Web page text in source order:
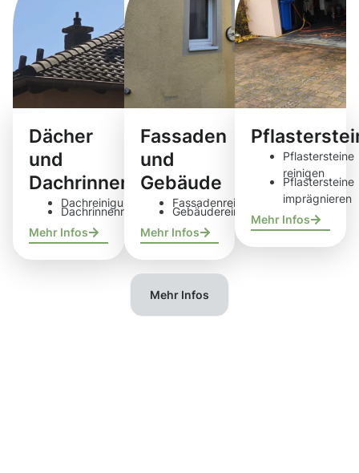
Dächer
und
Dachrinnen
Dachreinigung
Dachrinnenreinigung
Mehr Infos
Fassaden
und
Gebäude
Fassadenreinigung
Gebäudereinigung
Mehr Infos
Pflastersteine
reinigen
Pflastersteine
imprägnieren
Mehr Infos
Mehr Infos